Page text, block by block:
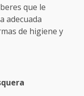
que le
adecuada
de higiene y